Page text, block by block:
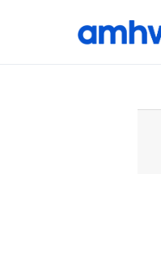
产品中心